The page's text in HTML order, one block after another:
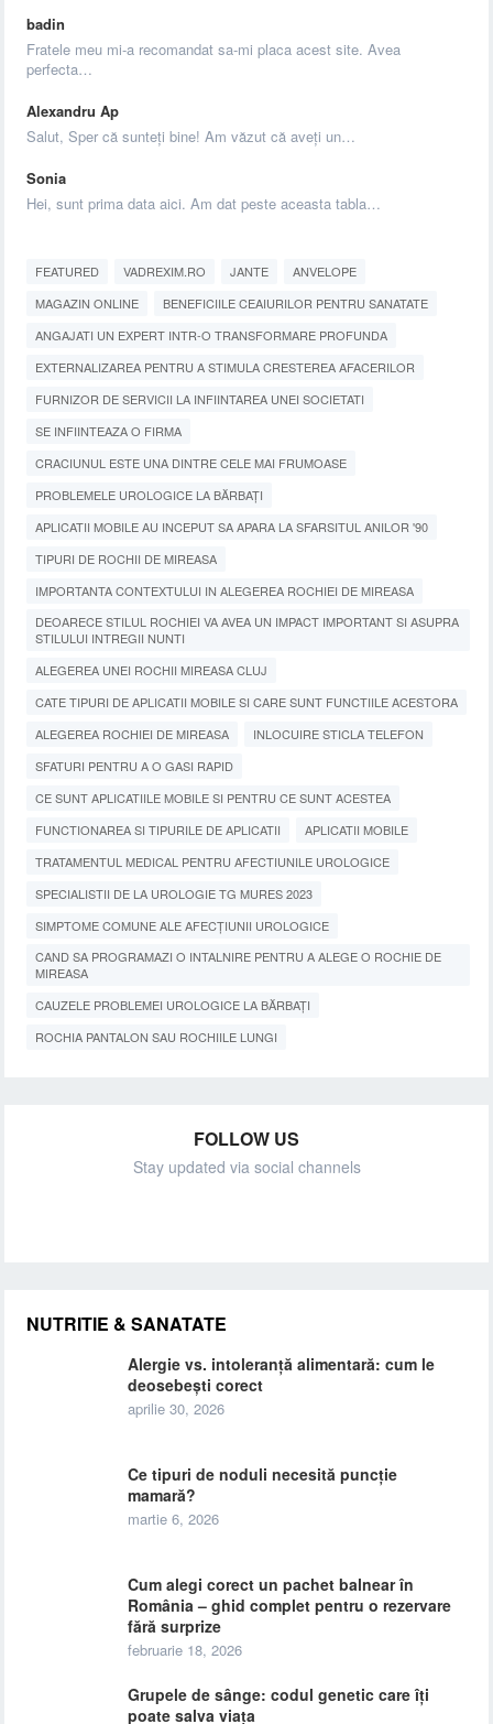
badin
Fratele meu mi-a recomandat sa-mi placa acest site. Avea
perfecta…
Alexandru Ap
Salut, Sper că sunteți bine! Am văzut că aveți un…
Sonia
Hei, sunt prima data aici. Am dat peste aceasta tabla…
FEATURED VADREXIM.RO JANTE
ANVELOPE
MAGAZIN ONLINE
BENEFICIILE CEAIURILOR PENTRU SANATATE
ANGAJATI UN EXPERT INTR-O TRANSFORMARE PROFUNDA
EXTERNALIZAREA PENTRU A STIMULA CRESTEREA AFACERILOR
FURNIZOR DE SERVICII LA INFIINTAREA UNEI SOCIETATI
SE INFIINTEAZA O FIRMA
CRACIUNUL ESTE UNA DINTRE CELE MAI FRUMOASE
PROBLEMELE UROLOGICE LA BĂRBAȚI
APLICATII MOBILE AU INCEPUT SA APARA LA SFARSITUL ANILOR '90
TIPURI DE ROCHII DE MIREASA
IMPORTANTA CONTEXTULUI IN ALEGEREA ROCHIEI DE MIREASA
DEOARECE STILUL ROCHIEI VA AVEA UN IMPACT IMPORTANT SI ASUPRA
STILULUI INTREGII NUNTI
ALEGEREA UNEI ROCHII MIREASA CLUJ
CATE TIPURI DE APLICATII MOBILE SI CARE SUNT FUNCTIILE ACESTORA
ALEGEREA ROCHIEI DE MIREASA
INLOCUIRE STICLA TELEFON
SFATURI PENTRU A O GASI RAPID
CE SUNT APLICATIILE MOBILE SI PENTRU CE SUNT ACESTEA
FUNCTIONAREA SI TIPURILE DE APLICATII
APLICATII MOBILE
TRATAMENTUL MEDICAL PENTRU AFECTIUNILE UROLOGICE
SPECIALISTII DE LA UROLOGIE TG MURES 2023
SIMPTOME COMUNE ALE AFECȚIUNII UROLOGICE
CAND SA PROGRAMAZI O INTALNIRE PENTRU A ALEGE O ROCHIE DE
MIREASA
CAUZELE PROBLEMEI UROLOGICE LA BĂRBAȚI
ROCHIA PANTALON SAU ROCHIILE LUNGI
FOLLOW US
Stay updated via social channels
NUTRITIE & SANATATE
Alergie vs. intoleranță alimentară: cum le
deosebești corect
aprilie 30, 2026
Ce tipuri de noduli necesită puncție
mamară?
martie 6, 2026
Cum alegi corect un pachet balnear în
România – ghid complet pentru o rezervare
fără surprize
februarie 18, 2026
Grupele de sânge: codul genetic care îți
poate salva viața